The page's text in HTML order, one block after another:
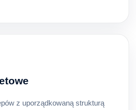
z uporządkowaną strukturą